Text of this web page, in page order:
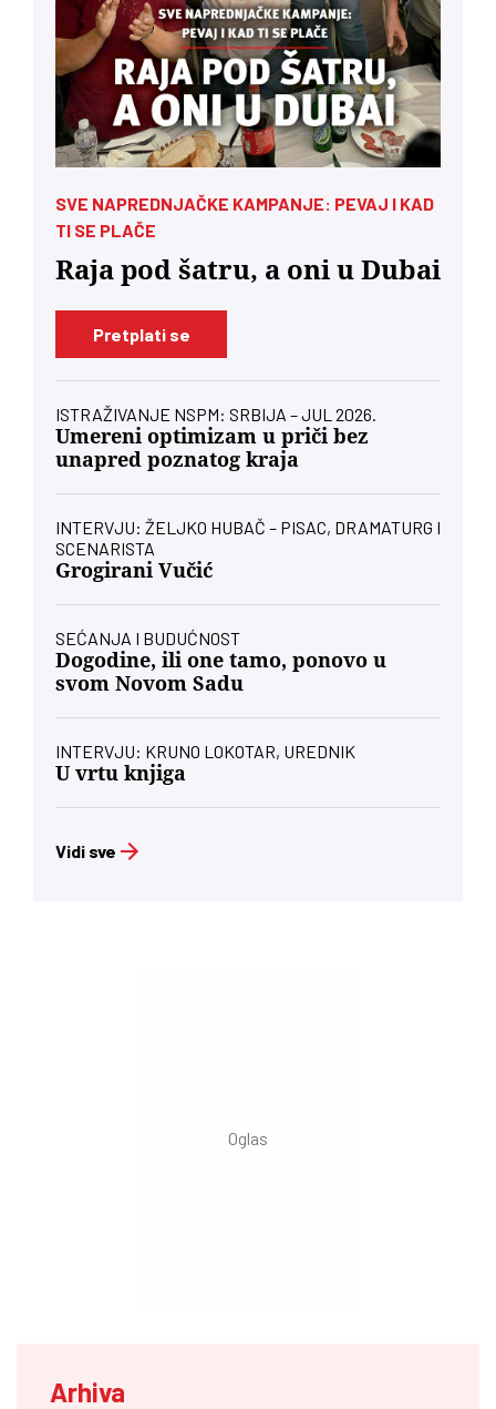
SVE NAPREDNJAČKE KAMPANJE: PEVAJ I KAD
TI SE PLAČE
Raja pod šatru, a oni u Dubai
Pretplati se
ISTRAŽIVANJE NSPM: SRBIJA – JUL 2026.
Umereni optimizam u priči bez
unapred poznatog kraja
INTERVJU: ŽELJKO HUBAČ – PISAC, DRAMATURG I
SCENARISTA
Grogirani Vučić
SEĆANJA I BUDUĆNOST
Dogodine, ili one tamo, ponovo u
svom Novom Sadu
INTERVJU: KRUNO LOKOTAR, UREDNIK
U vrtu knjiga
Vidi sve
Arhiva